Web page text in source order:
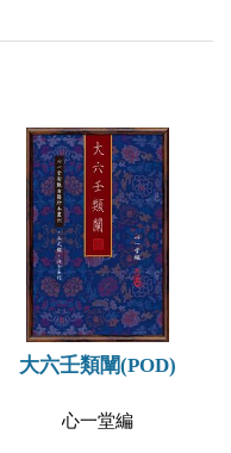
大六壬類闡(POD)
心一堂編